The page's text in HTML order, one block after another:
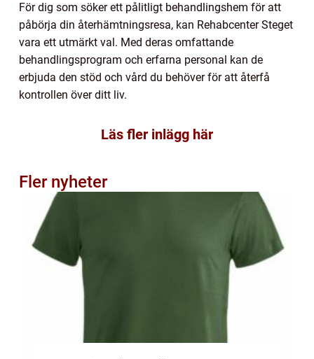
För dig som söker ett pålitligt behandlingshem för att
påbörja din återhämtningsresa, kan Rehabcenter Steget
vara ett utmärkt val. Med deras omfattande
behandlingsprogram och erfarna personal kan de
erbjuda den stöd och vård du behöver för att återfå
kontrollen över ditt liv.
Läs fler inlägg här
Fler nyheter